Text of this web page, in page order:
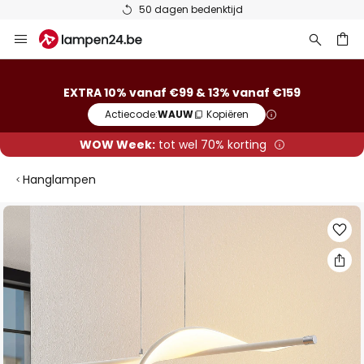
50 dagen bedenktijd
naar
EXTRA 10% vanaf €99 & 13% vanaf €159
Actiecode:WAUW Kopiëren
WOW Week:tot wel 70% korting
Hanglampen
Ga
einde
van
afbeeldingen-
gallerij